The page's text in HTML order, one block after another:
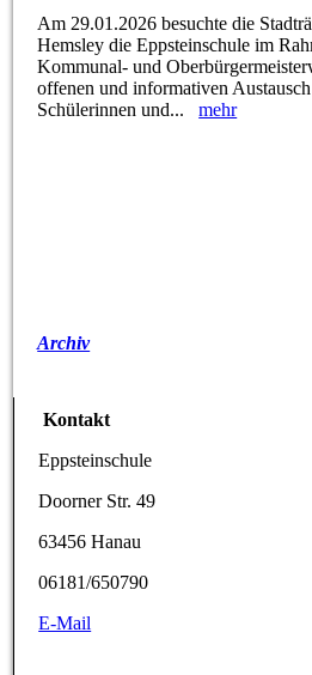
Am 29.01.2026 besuchte die
Hemsley die Eppsteinschule im
Kommunal- und
offenen und informativen
Schülerinnen und...mehr
Archiv
Kontakt
Eppsteinschule
Doorner Str. 49
63456 Hanau
06181/650790
E-Mail